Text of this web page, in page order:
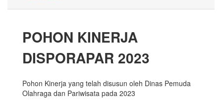
POHON KINERJA
DISPORAPAR 2023
Pohon Kinerja yang telah disusun oleh Dinas Pemuda
Olahraga dan Pariwisata pada 2023